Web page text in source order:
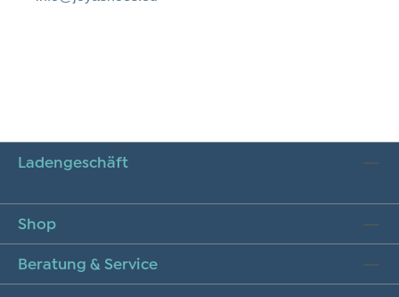
Ladengeschäft
Shop
Beratung & Service